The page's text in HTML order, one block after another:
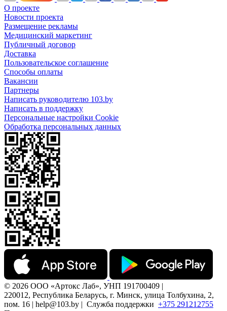
О проекте
Новости проекта
Размещение рекламы
Медицинский маркетинг
Публичный договор
Доставка
Пользовательское соглашение
Способы оплаты
Вакансии
Партнеры
Написать руководителю 103.by
Написать в поддержку
Персональные настройки Cookie
Обработка персональных данных
© 2026 ООО «Артокс Лаб», УНП 191700409 |
220012, Республика Беларусь, г. Минск, улица Толбухина, 2,
пом. 16 | help@103.by | Служба поддержки +375 291212755